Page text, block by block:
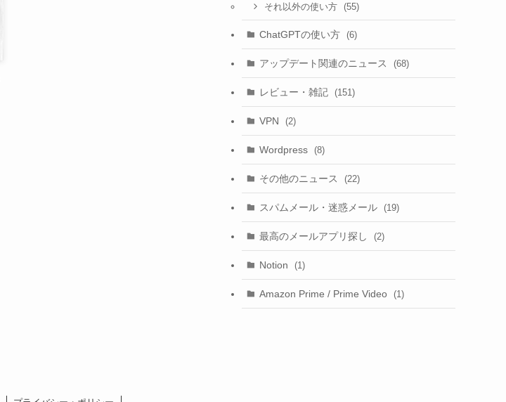
それ以外の使い方 (55)
ChatGPTの使い方 (6)
アップデート関連のニュース (68)
レビュー・雑記 (151)
VPN (2)
Wordpress (8)
その他のニュース (22)
スパムメール・迷惑メール (19)
最高のメールアプリ探し (2)
Notion (1)
Amazon Prime / Prime Video (1)